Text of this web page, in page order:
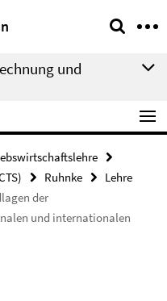
und
Ruhnke
Lehre
der
und internationalen